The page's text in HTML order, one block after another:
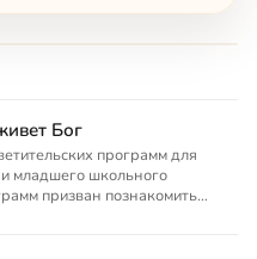
Бог
программ для
младшего школьного
призван познакомить